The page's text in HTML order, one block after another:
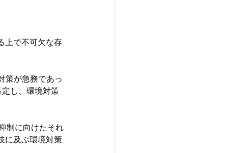
上で不可欠な存
策が急務であっ
し、環境対策
制に向けたそれ
に及ぶ環境対策